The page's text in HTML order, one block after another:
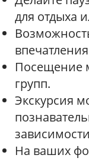
для отдыха
Посещение
групп.
Экскурсия
На ваших